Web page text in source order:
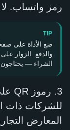
رمز واتساب.
TIP
ضع الأداة على
والدفع. الزوار
الشراء —
3. رموز QR على المواد المطبوعة
للشركات ذات